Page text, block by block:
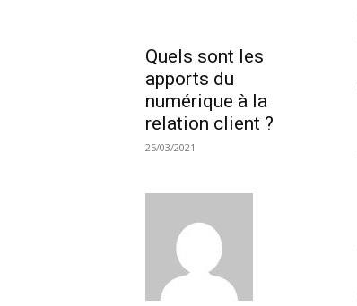
Quels sont les
apports du
numérique à la
relation client ?
25/03/2021